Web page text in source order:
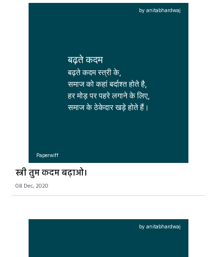
बढ़ते कदम
बढ़ते कदम स्त्री के,
समाज को कहां बर्दाश्त होते है,
हर मोड़ पर पहरे लगाने के लिए,
समाज के ठेकेदार खड़े होते हैं।
Paperwiff
by anitabhardwaj
स्त्री तुम कदम बढ़ाओ।
08 Dec, 2020
by anitabhardwaj